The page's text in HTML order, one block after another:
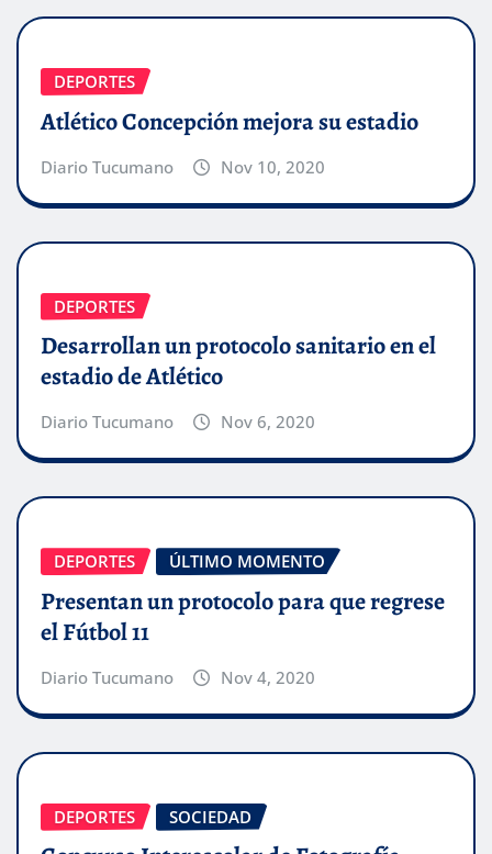
DEPORTES
Atlético Concepción mejora su estadio
Diario Tucumano Nov 10, 2020
DEPORTES
Desarrollan un protocolo sanitario en el
estadio de Atlético
Diario Tucumano Nov 6, 2020
DEPORTES ÚLTIMO MOMENTO
Presentan un protocolo para que regrese
el Fútbol 11
Diario Tucumano Nov 4, 2020
DEPORTES SOCIEDAD